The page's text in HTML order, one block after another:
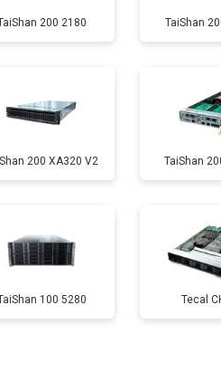
200 2180 TaiShan
200 XA320 V2 TaiShan
100 5280 Tecal